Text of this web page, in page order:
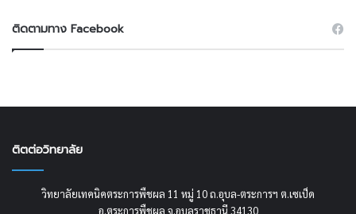
ติดตามทาง Facebook
ติตต่อวิทยาลัย
วิทยาลัยเทคนิคตระการพืชผล 11 หมู่ 10 ถ.อุบล-ตระการฯ ต.เซเป็ด
อ.ตระการพืชผล จ.อุบลราชธานี 34130